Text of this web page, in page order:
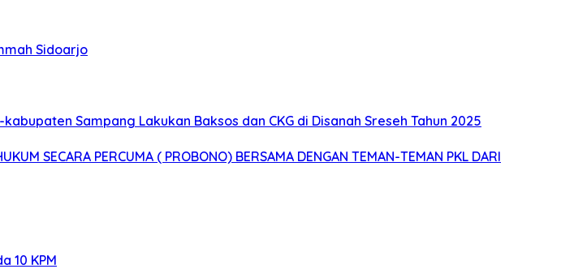
Sidoarjo
Sampang Lakukan Baksos dan CKG di Disanah Sreseh Tahun 2025
SECARA PERCUMA ( PROBONO) BERSAMA DENGAN TEMAN-TEMAN PKL DARI
10 KPM